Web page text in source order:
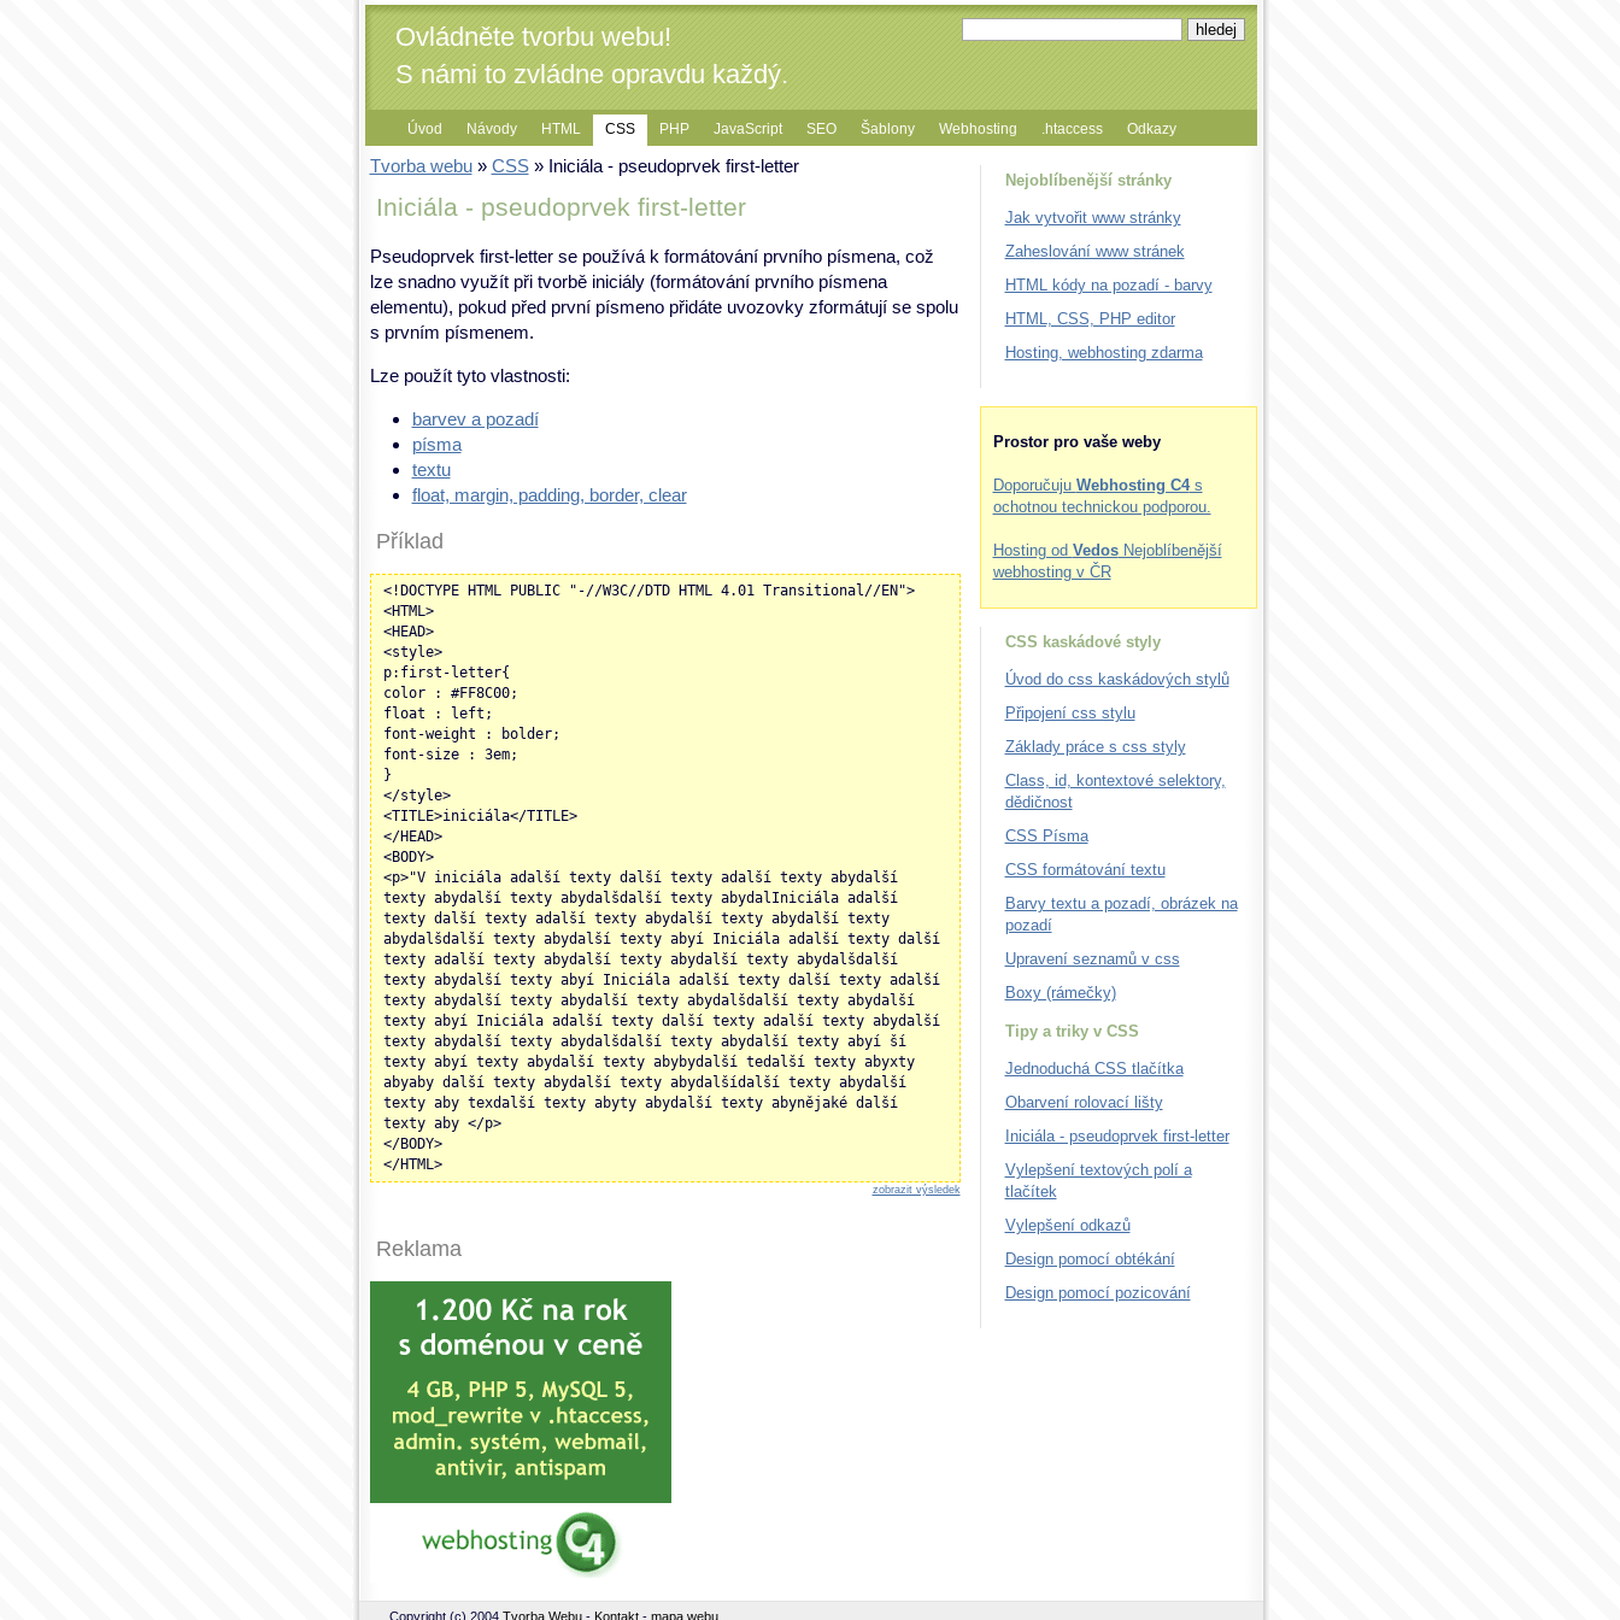
Ovládněte tvorbu webu!
S námi to zvládne opravdu každý.
Úvod Návody HTML CSS PHP JavaScript SEO Šablony Webhosting .htaccess Odkazy
Tvorba webu» CSS» Iniciála - pseudoprvek first-letter
Iniciála - pseudoprvek first-letter
Pseudoprvek first-letter se používá k formátování prvního písmena, což
lze snadno využít při tvorbě iniciály (formátování prvního písmena
elementu), pokud před první písmeno přidáte uvozovky zformátují se spolu
s prvním písmenem.
Lze použít tyto vlastnosti:
barvev a pozadí
písma
textu
float, margin, padding, border, clear
Příklad
<!DOCTYPE HTML PUBLIC "-//W3C//DTD HTML 4.01 Transitional//EN">
<HTML>
<HEAD>
<style>
p:first-letter{
color : #FF8C00;
float : left;
font-weight : bolder;
font-size : 3em;
}
</style>
<TITLE>iniciála</TITLE>
</HEAD>
<BODY>
<p>"V iniciála adalší texty další texty adalší texty abydalší
texty abydalší texty abydalšdalší texty abydalIniciála adalší
texty další texty adalší texty abydalší texty abydalší texty
abydalšdalší texty abydalší texty abyí Iniciála adalší texty další
texty adalší texty abydalší texty abydalší texty abydalšdalší
texty abydalší texty abyí Iniciála adalší texty další texty adalší
texty abydalší texty abydalší texty abydalšdalší texty abydalší
texty abyí Iniciála adalší texty další texty adalší texty abydalší
texty abydalší texty abydalšdalší texty abydalší texty abyí ší
texty abyí texty abydalší texty abybydalší tedalší texty abyxty
abyaby další texty abydalší texty abydalšídalší texty abydalší
texty aby texdalší texty abyty abydalší texty abynějaké další
texty aby </p>
</BODY>
</HTML>
zobrazit výsledek
Reklama
Nejoblíbenější stránky
Jak vytvořit www stránky
Zaheslování www stránek
HTML kódy na pozadí - barvy
HTML, CSS, PHP editor
Hosting, webhosting zdarma
Prostor pro vaše weby
Doporučuju Webhosting C4s
ochotnou technickou podporou.
Hosting od VedosNejoblíbenější
webhosting v ČR
CSS kaskádové styly
Úvod do css kaskádových stylů
Připojení css stylu
Základy práce s css styly
Class, id, kontextové selektory,
dědičnost
CSS Písma
CSS formátování textu
Barvy textu a pozadí, obrázek na
pozadí
Upravení seznamů v css
Boxy (rámečky)
Tipy a triky v CSS
Jednoduchá CSS tlačítka
Obarvení rolovací lišty
Iniciála - pseudoprvek first-letter
Vylepšení textových polí a
tlačítek
Vylepšení odkazů
Design pomocí obtékání
Design pomocí pozicování
Copyright (c) 2004 Tvorba Webu- Kontakt- mapa webu